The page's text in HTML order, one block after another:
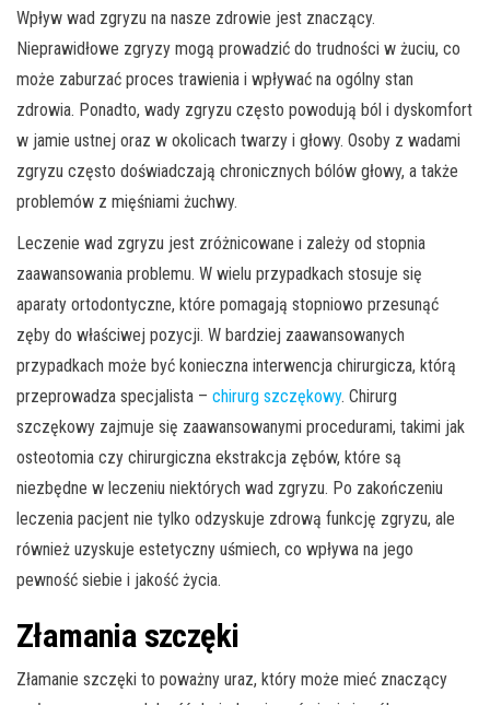
Wpływ wad zgryzu na nasze zdrowie jest znaczący.
Nieprawidłowe zgryzy mogą prowadzić do trudności w żuciu, co
może zaburzać proces trawienia i wpływać na ogólny stan
zdrowia. Ponadto, wady zgryzu często powodują ból i dyskomfort
w jamie ustnej oraz w okolicach twarzy i głowy. Osoby z wadami
zgryzu często doświadczają chronicznych bólów głowy, a także
problemów z mięśniami żuchwy.
Leczenie wad zgryzu jest zróżnicowane i zależy od stopnia
zaawansowania problemu. W wielu przypadkach stosuje się
aparaty ortodontyczne, które pomagają stopniowo przesunąć
zęby do właściwej pozycji. W bardziej zaawansowanych
przypadkach może być konieczna interwencja chirurgicza, którą
przeprowadza specjalista – chirurg szczękowy. Chirurg
szczękowy zajmuje się zaawansowanymi procedurami, takimi jak
osteotomia czy chirurgiczna ekstrakcja zębów, które są
niezbędne w leczeniu niektórych wad zgryzu. Po zakończeniu
leczenia pacjent nie tylko odzyskuje zdrową funkcję zgryzu, ale
również uzyskuje estetyczny uśmiech, co wpływa na jego
pewność siebie i jakość życia.
Złamania szczęki
Złamanie szczęki to poważny uraz, który może mieć znaczący